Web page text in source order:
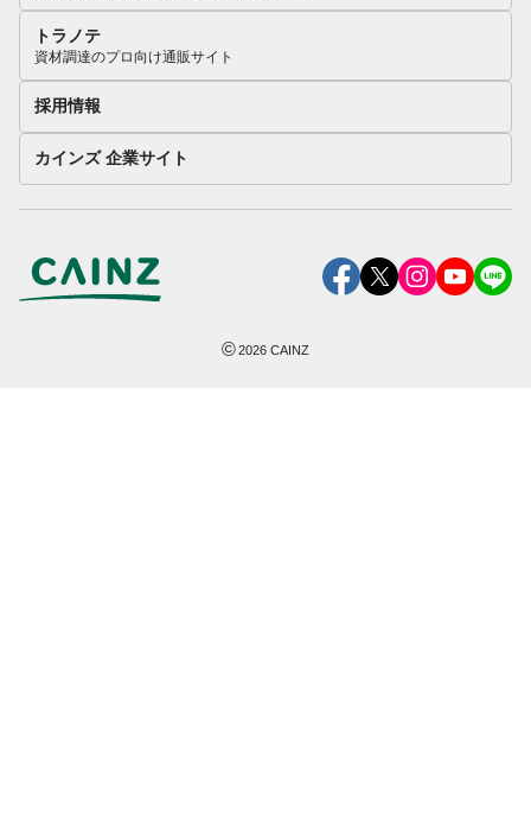
トラノテ
資材調達のプロ向け通販サイト
採用情報
カインズ 企業サイト
©2026 CAINZ